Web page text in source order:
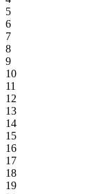
5
6
7
8
9
10
11
12
13
14
15
16
17
18
19